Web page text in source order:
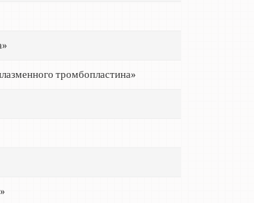
тромбопластина»